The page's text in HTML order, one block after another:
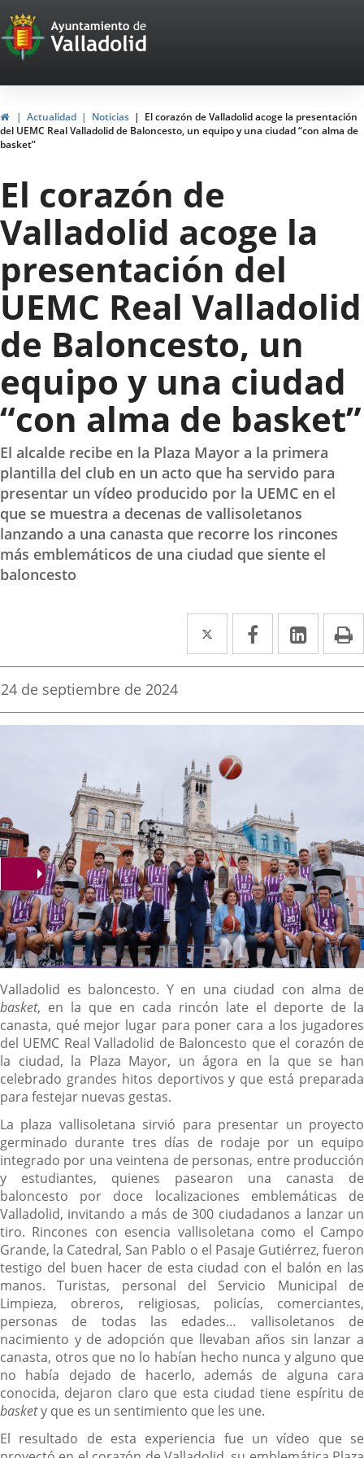
Portal
Web
del
Ayuntamiento
de
Valladolid
HomeActualidad Noticias
El corazón de Valladolid acoge la presentación
del UEMC Real Valladolid de Baloncesto, un equipo y una ciudad “con alma de
basket”
El corazón de
Valladolid acoge la
presentación del
UEMC Real Valladolid
de Baloncesto, un
equipo y una ciudad
“con alma de basket”
El alcalde recibe en la Plaza Mayor a la primera
plantilla del club en un acto que ha servido para
presentar un vídeo producido por la UEMC en el
que se muestra a decenas de vallisoletanos
lanzando a una canasta que recorre los rincones
más emblemáticos de una ciudad que siente el
baloncesto
Twitter
Enlace
a
aplicación
Facebook
Enlace
a
aplicación
Enlace
a
Fecha
la
24 de septiembre de 2024
Descripción
Valladolid es baloncesto. Y en una ciudad con alma de
basket, en la que en cada rincón late el deporte de la
canasta, qué mejor lugar para poner cara a los jugadores
del UEMC Real Valladolid de Baloncesto que el corazón de
la ciudad, la Plaza Mayor, un ágora en la que se han
celebrado grandes hitos deportivos y que está preparada
para festejar nuevas gestas.
La plaza vallisoletana sirvió para presentar un proyecto
germinado durante tres días de rodaje por un equipo
integrado por una veintena de personas, entre producción
y estudiantes, quienes pasearon una canasta de
baloncesto por doce localizaciones emblemáticas de
Valladolid, invitando a más de 300 ciudadanos a lanzar un
tiro. Rincones con esencia vallisoletana como el Campo
Grande, la Catedral, San Pablo o el Pasaje Gutiérrez, fueron
testigo del buen hacer de esta ciudad con el balón en las
manos. Turistas, personal del Servicio Municipal de
Limpieza, obreros, religiosas, policías, comerciantes,
personas de todas las edades… vallisoletanos de
nacimiento y de adopción que llevaban años sin lanzar a
canasta, otros que no lo habían hecho nunca y alguno que
no había dejado de hacerlo, además de alguna cara
conocida, dejaron claro que esta ciudad tiene espíritu de
baskety que es un sentimiento que les une.
El resultado de esta experiencia fue un vídeo que se